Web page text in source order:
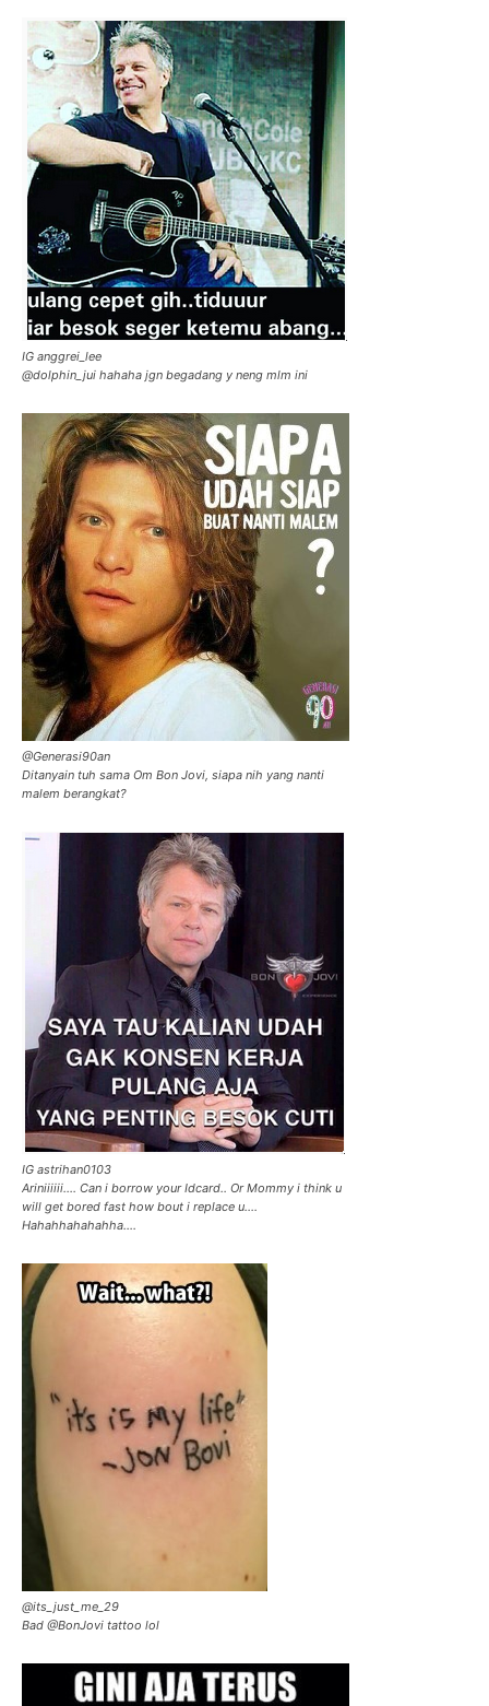
IG anggrei_lee
@dolphin_jui hahaha jgn begadang y neng mlm ini
@Generasi90an
Ditanyain tuh sama Om Bon Jovi, siapa nih yang nanti
malem berangkat?
IG astrihan0103
Ariniiiiii…. Can i borrow your Idcard.. Or Mommy i think u
will get bored fast how bout i replace u….
Hahahhahahahha….
@its_just_me_29
Bad @BonJovi tattoo lol